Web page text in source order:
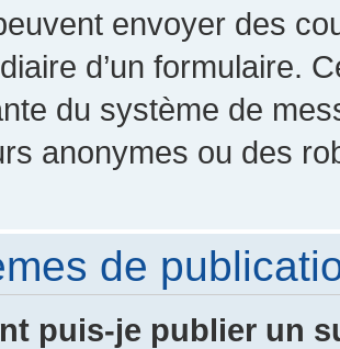
envoyer des
d’un formulaire.
du système de
anonymes ou des
de
puis-je publier un